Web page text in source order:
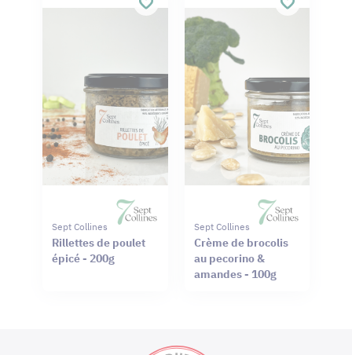
Sept Collines
Rillettes de poulet
épicé - 200g
Sept Collines
Crème de brocolis
au pecorino &
amandes - 100g